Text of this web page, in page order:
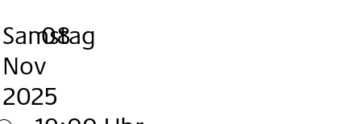
Samstag
, 08
.
Nov
2025
.